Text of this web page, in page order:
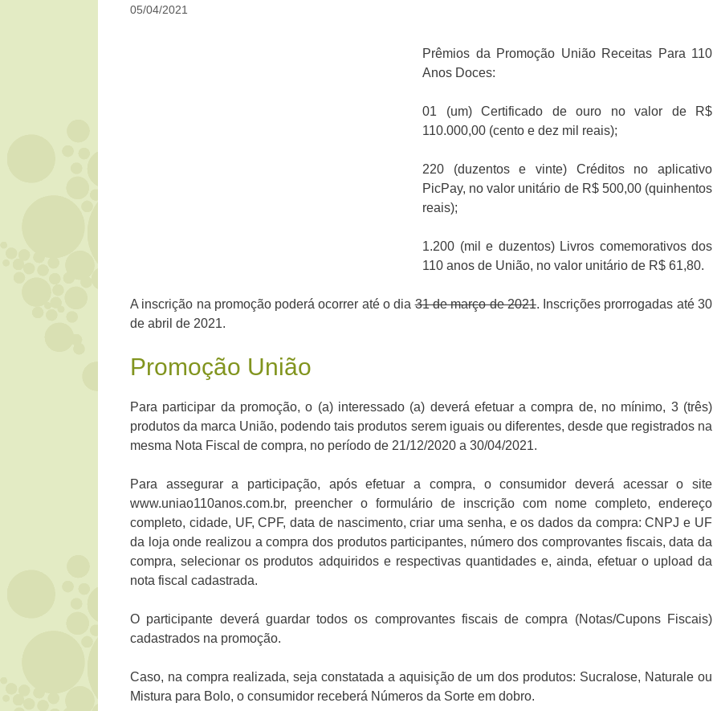
05/04/2021
Prêmios da Promoção União Receitas Para 110
Anos Doces:
01 (um) Certificado de ouro no valor de R$
110.000,00 (cento e dez mil reais);
220 (duzentos e vinte) Créditos no aplicativo
PicPay, no valor unitário de R$ 500,00 (quinhentos
reais);
1.200 (mil e duzentos) Livros comemorativos dos
110 anos de União, no valor unitário de R$ 61,80.
A inscrição na promoção poderá ocorrer até o dia31 de março de 2021. Inscrições prorrogadas até 30
de abril de 2021.
Promoção União
Para participar da promoção, o (a) interessado (a) deverá efetuar a compra de, no mínimo, 3 (três)
produtos da marca União, podendo tais produtos serem iguais ou diferentes, desde que registrados na
mesma Nota Fiscal de compra, no período de 21/12/2020 a 30/04/2021.
Para assegurar a participação, após efetuar a compra, o consumidor deverá acessar o site
www.uniao110anos.com.br, preencher o formulário de inscrição com nome completo, endereço
completo, cidade, UF, CPF, data de nascimento, criar uma senha, e os dados da compra: CNPJ e UF
da loja onde realizou a compra dos produtos participantes, número dos comprovantes fiscais, data da
compra, selecionar os produtos adquiridos e respectivas quantidades e, ainda, efetuar o upload da
nota fiscal cadastrada.
O participante deverá guardar todos os comprovantes fiscais de compra (Notas/Cupons Fiscais)
cadastrados na promoção.
Caso, na compra realizada, seja constatada a aquisição de um dos produtos: Sucralose, Naturale ou
Mistura para Bolo, o consumidor receberá Números da Sorte em dobro.